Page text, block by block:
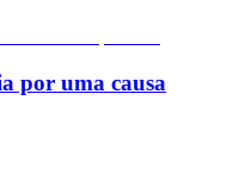
por uma causa